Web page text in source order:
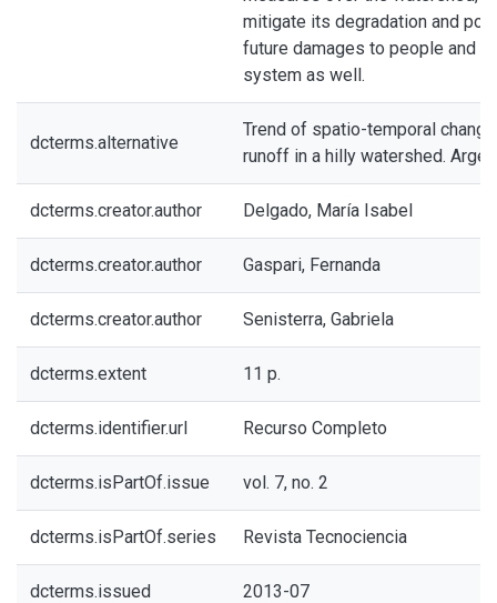
mitigate its degradation and
future damages to people and
system as well.
dcterms.alternative
Trend of spatio-temporal
runoff in a hilly watershed.
dcterms.creator.author Delgado, María Isabel
dcterms.creator.author Gaspari, Fernanda
dcterms.creator.author Senisterra, Gabriela
dcterms.extent 11 p.
dcterms.identifier.url Recurso Completo
dcterms.isPartOf.issue vol. 7, no. 2
dcterms.isPartOf.series Revista Tecnociencia
dcterms.issued 2013-07